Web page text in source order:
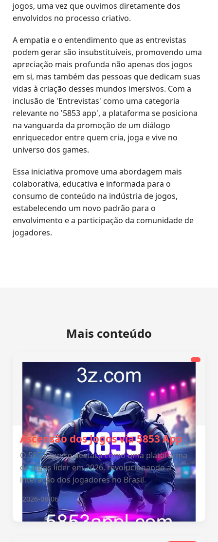
jogos, uma vez que ouvimos diretamente dos
envolvidos no processo criativo.
A empatia e o entendimento que as entrevistas
podem gerar são insubstituíveis, promovendo uma
apreciação mais profunda não apenas dos jogos
em si, mas também das pessoas que dedicam suas
vidas à criação desses mundos imersivos. Com a
inclusão de 'Entrevistas' como uma categoria
relevante no '5853 app', a plataforma se posiciona
na vanguarda da promoção de um diálogo
enriquecedor entre quem cria, joga e vive no
universo dos games.
Essa iniciativa promove uma abordagem mais
colaborativa, educativa e informada para o
consumo de conteúdo na indústria de jogos,
estabelecendo um novo padrão para o
envolvimento e a participação da comunidade de
jogadores.
Mais conteúdo
Ascensão dos Jogos via 5853 App
O 5853 app se destaca como uma plataforma
de jogos líder em 2026, revolucionando a
interação dos jogadores no Brasil.
2026-08-06